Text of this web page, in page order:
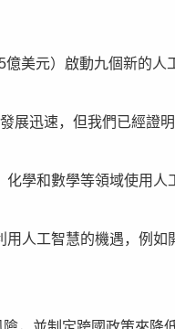
美元）啟動九個新的人
展迅速，但我們已經證
學和數學等領域使用人
人工智慧的機遇，例如